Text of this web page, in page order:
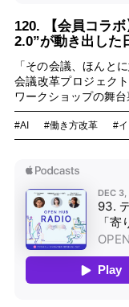
120. 【会員コラ
2.0”が動き出した
「その会議、ほんと
会議改革プロジェク
ワークショップの舞台
#AI #働き方改革 #